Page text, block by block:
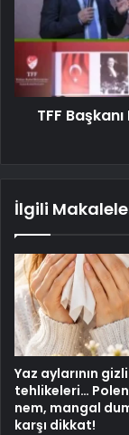
TFF
İlgili
Yaz aylarının
tehlikeleri…
nem, mangal
karşı dikkat!